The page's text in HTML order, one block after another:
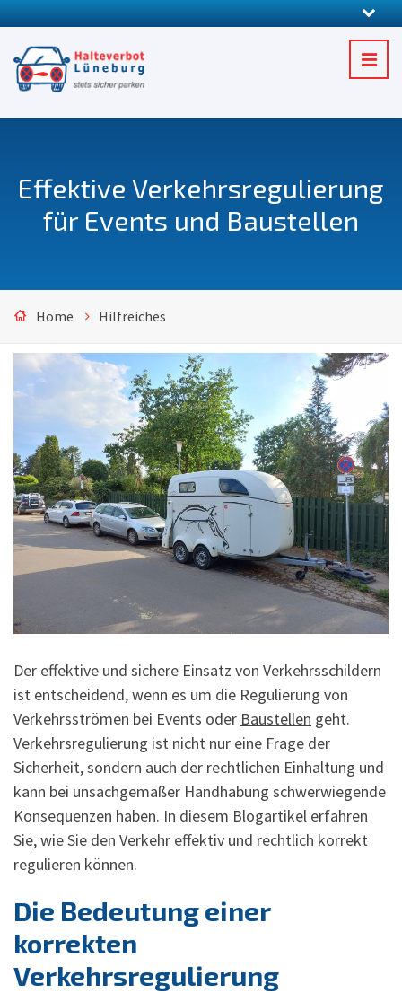
Effektive Verkehrsregulierung
für Events und Baustellen
Home Hilfreiches
Der effektive und sichere Einsatz von Verkehrsschildern
ist entscheidend, wenn es um die Regulierung von
Verkehrsströmen bei Events oder Baustellen geht.
Verkehrsregulierung ist nicht nur eine Frage der
Sicherheit, sondern auch der rechtlichen Einhaltung und
kann bei unsachgemäßer Handhabung schwerwiegende
Konsequenzen haben. In diesem Blogartikel erfahren
Sie, wie Sie den Verkehr effektiv und rechtlich korrekt
regulieren können.
Die Bedeutung einer
korrekten
Verkehrsregulierung